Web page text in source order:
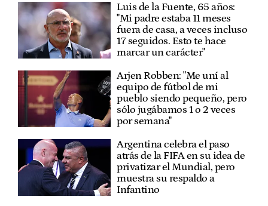
Luis de la Fuente, 65 años:
"Mi padre estaba 11 meses
fuera de casa, a veces incluso
17 seguidos. Esto te hace
marcar un carácter"
Arjen Robben: "Me uní al
equipo de fútbol de mi
pueblo siendo pequeño, pero
sólo jugábamos 1 o 2 veces
por semana"
Argentina celebra el paso
atrás de la FIFA en su idea de
privatizar el Mundial, pero
muestra su respaldo a
Infantino